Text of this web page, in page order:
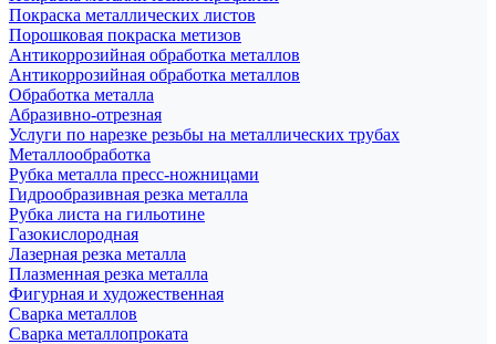
Покраска металлических листов
Порошковая покраска метизов
Антикоррозийная обработка металлов
Антикоррозийная обработка металлов
Обработка металла
Абразивно-отрезная
Услуги по нарезке резьбы на металлических трубах
Металлообработка
Рубка металла пресс-ножницами
Гидрообразивная резка металла
Рубка листа на гильотине
Газокислородная
Лазерная резка металла
Плазменная резка металла
Фигурная и художественная
Сварка металлов
Сварка металлопроката